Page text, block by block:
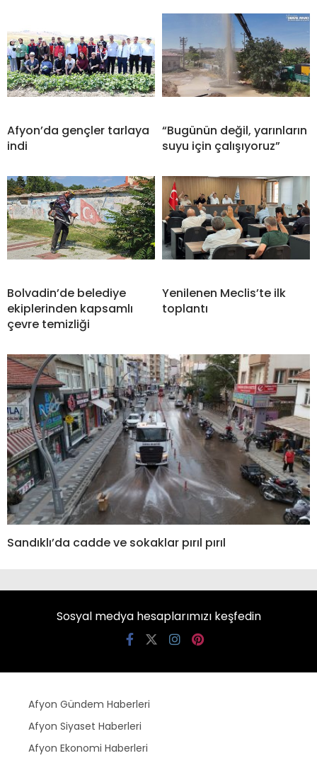
Afyon’da gençler tarlaya
indi
“Bugünün değil, yarınların
suyu için çalışıyoruz”
Bolvadin’de belediye
ekiplerinden kapsamlı
çevre temizliği
Yenilenen Meclis’te ilk
toplantı
Sandıklı’da cadde ve sokaklar pırıl pırıl
Sosyal medya hesaplarımızı keşfedin
Afyon Gündem Haberleri
Afyon Siyaset Haberleri
Afyon Ekonomi Haberleri